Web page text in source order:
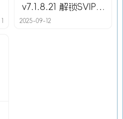
v7.1.8.21 解锁SVIP版
（Android）
2025-09-12